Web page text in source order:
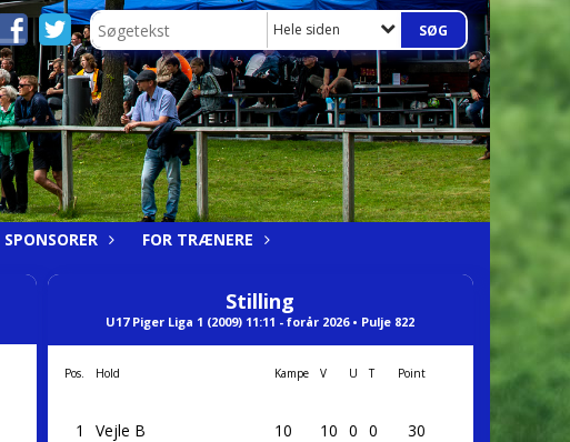
Hele siden
SPONSORER FOR TRÆNERE
Stilling
U17 Piger Liga 1 (2009) 11:11 - forår 2026 • Pulje 822
Pos. Hold Kampe V U T Point
1 Vejle B 10 10 0 0 30